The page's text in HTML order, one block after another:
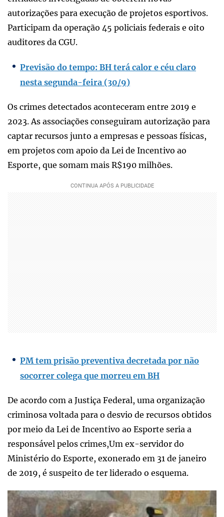
autorizações para execução de projetos esportivos.
Participam da operação 45 policiais federais e oito
auditores da CGU.
Previsão do tempo: BH terá calor e céu claro
nesta segunda-feira (30/9)
Os crimes detectados aconteceram entre 2019 e
2023. As associações conseguiram autorização para
captar recursos junto a empresas e pessoas físicas,
em projetos com apoio da Lei de Incentivo ao
Esporte, que somam mais R$190 milhões.
PM tem prisão preventiva decretada por não
socorrer colega que morreu em BH
De acordo com a Justiça Federal, uma organização
criminosa voltada para o desvio de recursos obtidos
por meio da Lei de Incentivo ao Esporte seria a
responsável pelos crimes,Um ex-servidor do
Ministério do Esporte, exonerado em 31 de janeiro
de 2019, é suspeito de ter liderado o esquema.